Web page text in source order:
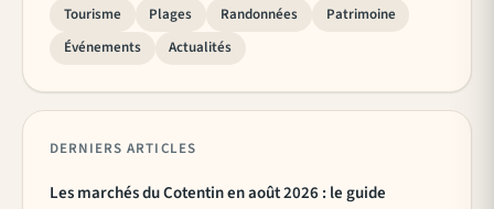
Tourisme Plages Randonnées
Patrimoine
Événements
Actualités
DERNIERS ARTICLES
Les marchés du Cotentin en août 2026 : le guide